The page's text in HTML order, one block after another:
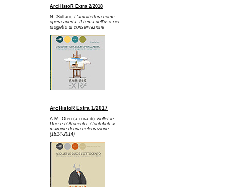
ArcHistoR Extra 2/2018
N. Sulfaro, L'architettura come
opera aperta. Il tema dell'uso nel
progetto di conservazione
ArcHistoR Extra 1/2017
A.M. Oteri (a cura di) Viollet-le-
Duc e l'Ottocento. Contributi a
margine di una celebrazione
(1814-2014)